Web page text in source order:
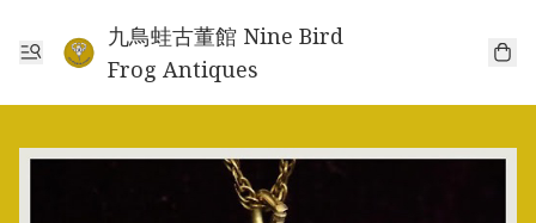
九鳥蛙古董館 Nine Bird
Frog Antiques